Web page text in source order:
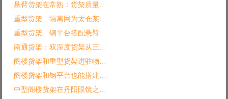
悬臂货架在常熟：货架质量…
重型货架、隔离网为太仓某…
重型货架、钢平台搭配悬臂…
南通货架：双深度货架从三…
阁楼货架和重型货架进驻物…
阁楼货架和钢平台也能搭建…
中型阁楼货架在丹阳眼镜之…